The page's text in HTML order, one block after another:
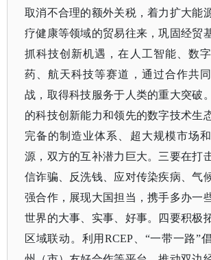
取消不合理的额外关税，着力扩大能
疗健康等领域的贸易往来，巩固经贸
抓科技创新机遇，在人工智能、数
药、航天科技等赛道，通过合作共
战，取得科技服务于人类的重大突破
的科技创新能力和领先的数字技术生
完备的制造业体系、超大规模市场
源，双方的互补潜力巨大。三要在打
信诈骗、反洗钱、应对传染疾病、气
强合作，展现大国担当，携手多办一
世界的大事、实事、好事。四要积极
区域联动。利用RCEP、“一带一路”